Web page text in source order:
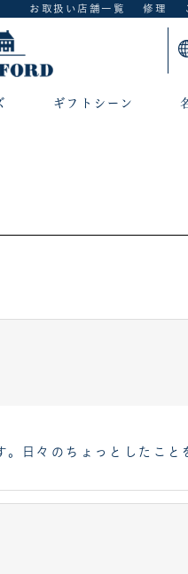
お取扱い店舗一覧 修理
ギフトシーン
日々のちょっとしたこ